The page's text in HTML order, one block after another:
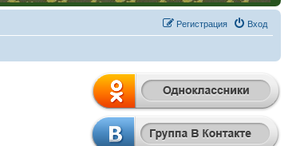
Вход
Регистрация